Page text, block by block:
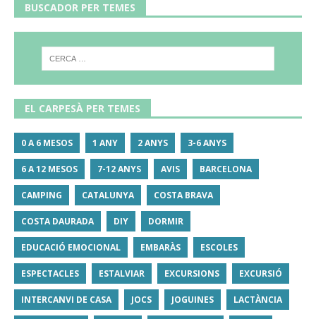
BUSCADOR PER TEMES
EL CARPESÀ PER TEMES
0 A 6 MESOS 1 ANY 2 ANYS 3-6 ANYS
6 A 12 MESOS 7-12 ANYS AVIS BARCELONA
CAMPING CATALUNYA COSTA BRAVA
COSTA DAURADA DIY DORMIR
EDUCACIÓ EMOCIONAL EMBARÀS ESCOLES
ESPECTACLES ESTALVIAR EXCURSIONS EXCURSIÓ
INTERCANVI DE CASA JOCS JOGUINES LACTÀNCIA